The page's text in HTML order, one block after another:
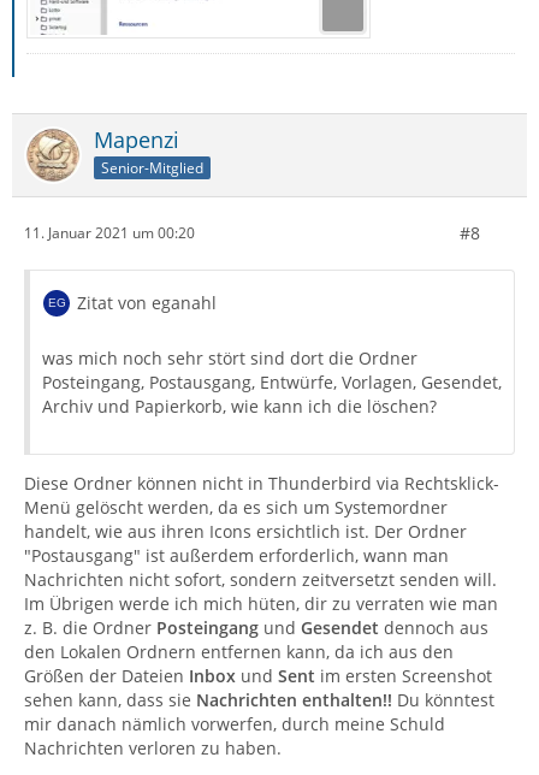
Mapenzi
Senior-Mitglied
11. Januar 2021 um 00:20 #8
Zitat von eganahl
was mich noch sehr stört sind dort die Ordner
Posteingang, Postausgang, Entwürfe, Vorlagen, Gesendet,
Archiv und Papierkorb, wie kann ich die löschen?
Diese Ordner können nicht in Thunderbird via Rechtsklick-
Menü gelöscht werden, da es sich um Systemordner
handelt, wie aus ihren Icons ersichtlich ist. Der Ordner
"Postausgang" ist außerdem erforderlich, wann man
Nachrichten nicht sofort, sondern zeitversetzt senden will.
Im Übrigen werde ich mich hüten, dir zu verraten wie man
z. B. die Ordner Posteingang und Gesendet dennoch aus
den Lokalen Ordnern entfernen kann, da ich aus den
Größen der Dateien Inbox und Sent im ersten Screenshot
sehen kann, dass sie Nachrichten enthalten!! Du könntest
mir danach nämlich vorwerfen, durch meine Schuld
Nachrichten verloren zu haben.